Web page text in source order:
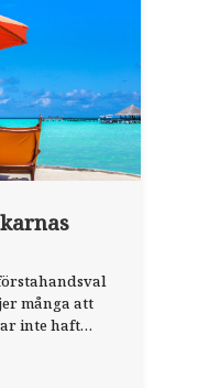
många att
inte haft